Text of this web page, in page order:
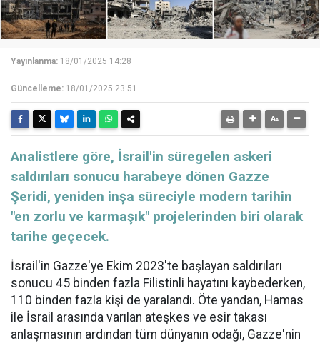
Yayınlanma: 18/01/2025 14:28
Güncelleme: 18/01/2025 23:51
Analistlere göre, İsrail'in süregelen askeri
saldırıları sonucu harabeye dönen Gazze
Şeridi, yeniden inşa süreciyle modern tarihin
"en zorlu ve karmaşık" projelerinden biri olarak
tarihe geçecek.
İsrail'in Gazze'ye Ekim 2023'te başlayan saldırıları
sonucu 45 binden fazla Filistinli hayatını kaybederken,
110 binden fazla kişi de yaralandı. Öte yandan, Hamas
ile İsrail arasında varılan ateşkes ve esir takası
anlaşmasının ardından tüm dünyanın odağı, Gazze'nin